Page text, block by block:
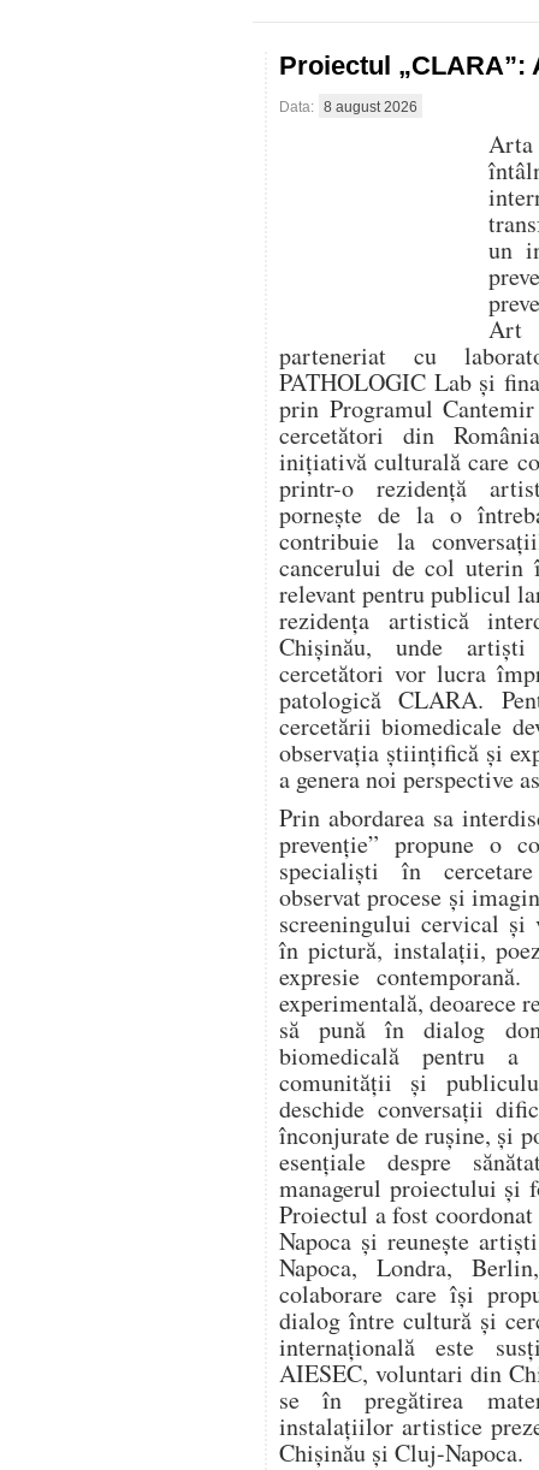
Proiectul „CLARA”:
Data: 8 august 2026
un
Art
parteneriat cu
PATHOLOGIC Lab și
prin Programul
cercetători din
inițiativă culturală care
printr-o rezidență
pornește de la o
contribuie la
cancerului de col uterin
relevant pentru publicul
rezidența artistică
Chișinău, unde
cercetători vor lucra
patologică CLARA.
cercetării biomedicale
observația științifică și
a genera noi perspective
Prin abordarea sa
prevenție” propune o
specialiști în
observat procese și
screeningului cervical și
în pictură, instalații,
expresie
experimentală, deoarece
să pună în dialog
biomedicală pentru a
comunității și
deschide conversații
înconjurate de rușine, și
esențiale despre
managerul proiectului și
Proiectul a fost
Napoca și reunește
Napoca, Londra,
colaborare care își
dialog între cultură și
internațională este
AIESEC, voluntari din
se în pregătirea
instalațiilor artistice
Chișinău și Cluj-Napoca.